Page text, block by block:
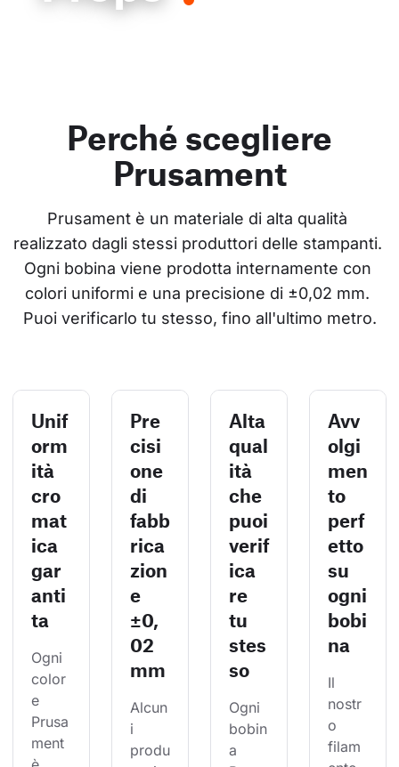
Perché scegliere
Prusament
Prusament è un materiale di alta qualità
realizzato dagli stessi produttori delle stampanti.
Ogni bobina viene prodotta internamente con
colori uniformi e una precisione di ±0,02 mm.
Puoi verificarlo tu stesso, fino all'ultimo metro.
Unif
orm
ità
cro
mat
ica
gar
anti
ta
Ogni
color
e
Prusa
ment
Pre
cisi
one
di
fabb
rica
zion
e
±0,
02
mm
Alcun
i
produ
Alta
qual
ità
che
puoi
verif
ica
re
tu
stes
so
Ogni
bobin
a
Avv
olgi
men
to
perf
etto
su
ogni
bobi
na
Il
nostr
o
filam